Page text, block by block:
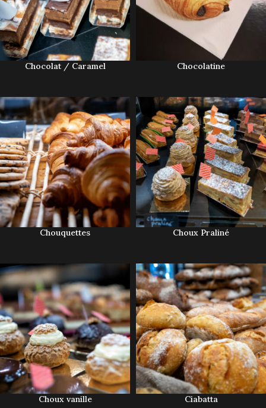
Chocolat / Caramel Chocolatine
Chouquettes Choux Praliné
Choux vanille Ciabatta